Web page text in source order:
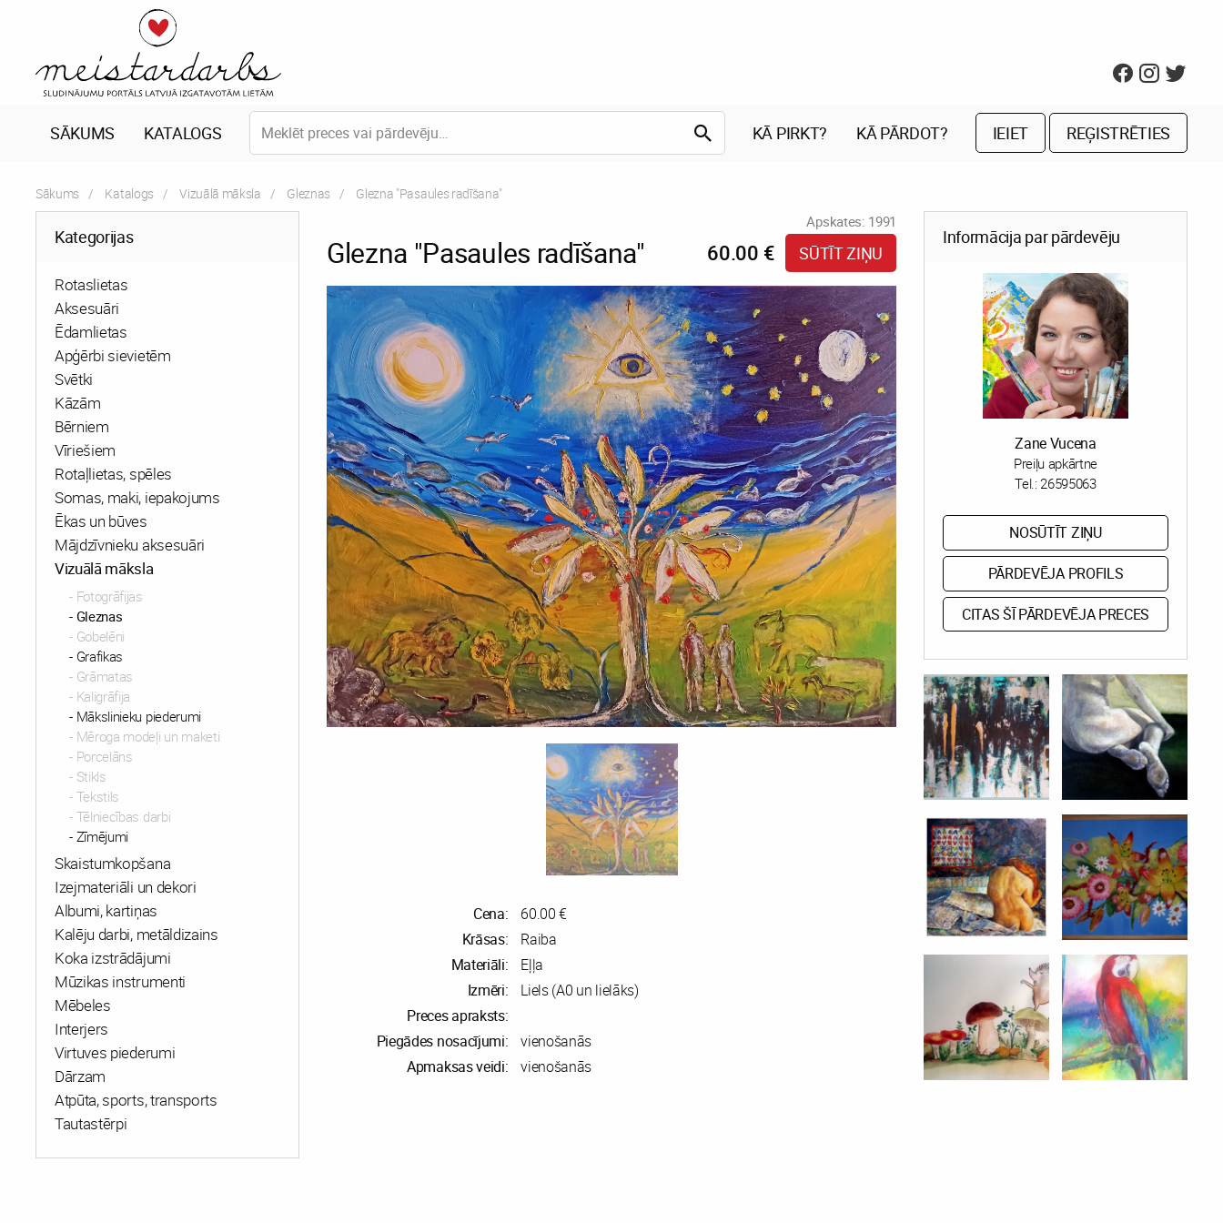
SĀKUMS KATALOGS KĀ PIRKT? KĀ PĀRDOT? IEIET REĢISTRĒTIES
Sākums Katalogs Vizuālā māksla Gleznas Current:
Glezna "Pasaules radīšana"
Kategorijas
Rotaslietas
Aksesuāri
Ēdamlietas
Apģērbi sievietēm
Svētki
Kāzām
Bērniem
Vīriešiem
Rotaļlietas, spēles
Somas, maki, iepakojums
Ēkas un būves
Mājdzīvnieku aksesuāri
Vizuālā māksla
Fotogrāfijas
Gleznas
Gobelēni
Grafikas
Grāmatas
Kaligrāfija
Mākslinieku piederumi
Mēroga modeļi un maketi
Porcelāns
Stikls
Tekstils
Tēlniecības darbi
Zīmējumi
Skaistumkopšana
Izejmateriāli un dekori
Albumi, kartiņas
Kalēju darbi, metāldizains
Koka izstrādājumi
Mūzikas instrumenti
Mēbeles
Interjers
Virtuves piederumi
Dārzam
Atpūta, sports, transports
Tautastērpi
Apskates: 1991
Glezna "Pasaules radīšana" 60.00 € SŪTĪT ZIŅU
Cena:
60.00 €
Krāsas:
Raiba
Materiāli:
Eļļa
Izmēri:
Liels (A0 un lielāks)
Preces apraksts:
Piegādes nosacījumi:
vienošanās
Apmaksas veidi:
vienošanās
Informācija par pārdevēju
Zane Vucena
Preiļu apkārtne
Tel.:26595063
NOSŪTĪT ZIŅU
PĀRDEVĒJA PROFILS
CITAS ŠĪ PĀRDEVĒJA PRECES